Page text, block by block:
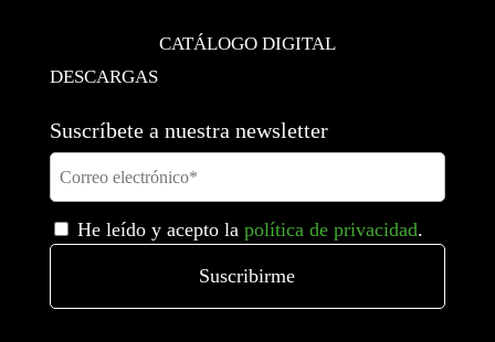
CATÁLOGO DIGITAL
DESCARGAS
Suscríbete a nuestra newsletter
He leído y acepto la política de privacidad.